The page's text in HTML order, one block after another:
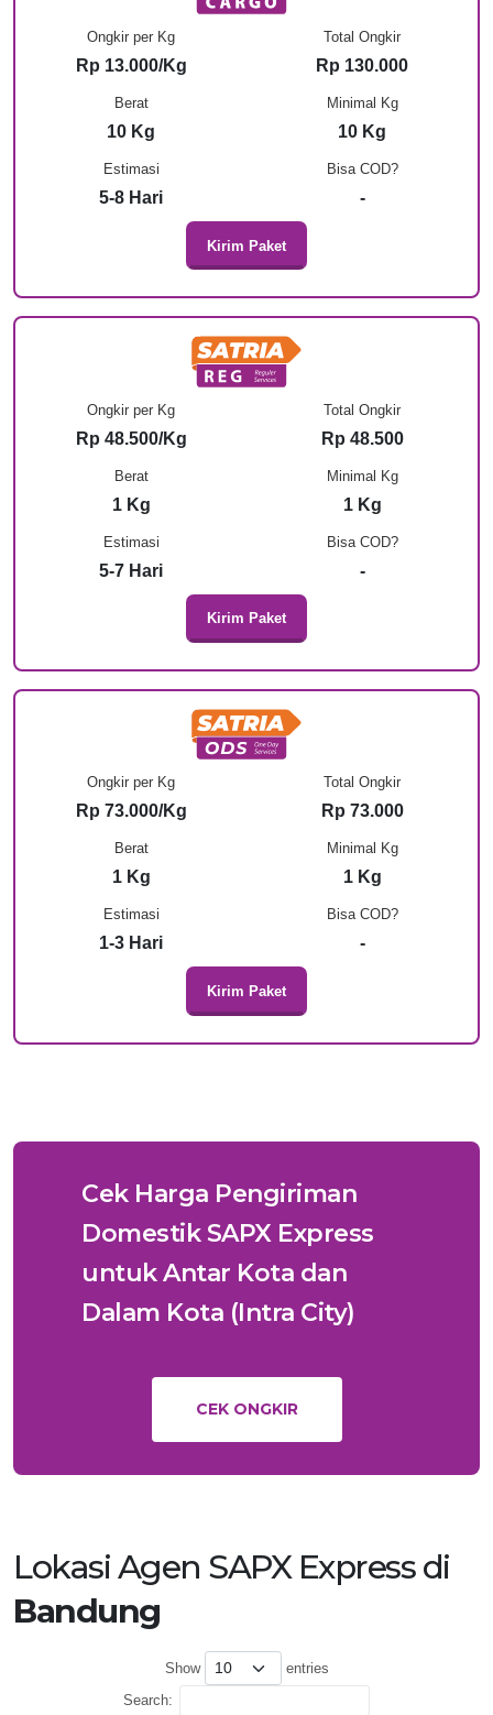
Bisa COD?
-
Ongkir per Kg
Rp 13.000/Kg
Total Ongkir
Rp 130.000
Berat
10 Kg
Minimal Kg
10 Kg
Estimasi
5-8 Hari
Kirim Paket
Bisa COD?
-
Ongkir per Kg
Rp 48.500/Kg
Total Ongkir
Rp 48.500
Berat
1 Kg
Minimal Kg
1 Kg
Estimasi
5-7 Hari
Kirim Paket
Bisa COD?
-
Ongkir per Kg
Rp 73.000/Kg
Total Ongkir
Rp 73.000
Berat
1 Kg
Minimal Kg
1 Kg
Estimasi
1-3 Hari
Kirim Paket
Cek Harga Pengiriman
Domestik SAPX Express
untuk Antar Kota dan
Dalam Kota (Intra City)
CEK ONGKIR
Lokasi Agen SAPX Express di
Bandung
Show
entries
Search: